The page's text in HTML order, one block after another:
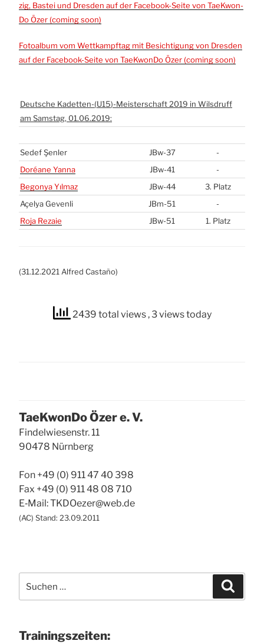
zig, Bas­tei und Dres­den auf der Face­book-Sei­te von Tae­Kwon­
Do Özer (com­ing soon)
Foto­al­bum vom Wett­kampf­tag mit Besich­ti­gung von Dres­den
auf der Face­book-Sei­te von Tae­Kwon­Do Özer (com­ing soon)
Deut­sche Kadetten-(U15)-Meisterschaft 2019 in Wils­d­ruff
am Sams­tag, 01.06.2019:
Sedef Şen­ler JBw-37
-
Doréa­ne Yan­na
JBw-41
-
Begonya Yıl­maz
JBw-44
3. Platz
Açelya Geven­li
JBm-51
-
Roja Rezaie
JBw-51 1. Platz
(31.12.2021 Alfred Cas­ta­ño)
2439 total views , 3 views today
Tae­Kwon­Do Özer e. V.
Fin­del­wie­sen­str. 11
90478 Nürn­berg
Fon +49 (0) 911 47 40 398
Fax +49 (0) 911 48 08 710
E‑Mail: TKDOezer@web.de
(AC) Stand: 23.09.2011
nach:
Trai­nings­zei­ten: